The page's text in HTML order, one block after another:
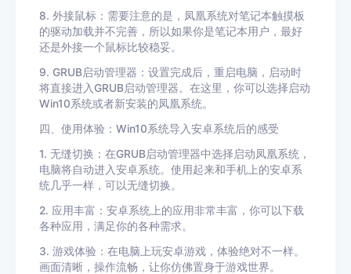
8. 外接鼠标：需要注意的是，凤凰系统对笔记本触摸板
的驱动加载并不完善，所以如果你是笔记本用户，最好
还是外接一个鼠标比较稳妥。
9. GRUB启动管理器：设置完成后，重启电脑，启动时
将直接进入GRUB启动管理器。在这里，你可以选择启动
Win10系统或者新安装的凤凰系统。
四、使用体验：Win10系统导入安卓系统后的感受
1. 无缝切换：在GRUB启动管理器中选择启动凤凰系统，
电脑将自动进入安卓系统。使用起来和手机上的安卓系
统几乎一样，可以无缝切换。
2. 应用丰富：安卓系统上的应用非常丰富，你可以下载
各种应用，满足你的各种需求。
3. 游戏体验：在电脑上玩安卓游戏，体验绝对不一样。
画面清晰，操作流畅，让你仿佛置身于游戏世界。